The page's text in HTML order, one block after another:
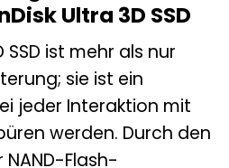
Ultra 3D SSD
SSD ist mehr als nur
sie ist ein
jeder Interaktion mit
werden. Durch den
Flash-